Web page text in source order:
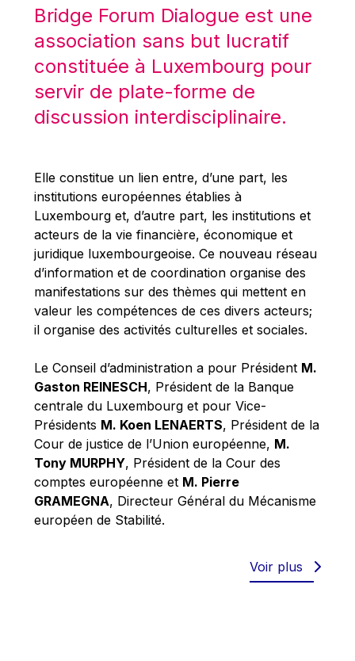
Maroš ŠEFČOVIČ
Martin Bailey
Martine Reicherts
Michael Berry
Michael Palmer
Mireille Delmas-Marty
Nobuo Tanaka
Otmar Issing
Paolo Mengozzi
Paschal Donohoe
Pat Cox
Patrizia Nanz
Philippe Maystadt
Pierre Gramegna
Richard Pelly
Robert Goebbels
Robert REYNDERS
Robert WEIDES
Rolf Tarrach
Bridge Forum Dialogue est une
association sans but lucratif
constituée à Luxembourg pour
servir de plate-forme de
discussion interdisciplinaire.
Elle constitue un lien entre, d’une part, les
institutions européennes établies à
Luxembourg et, d’autre part, les institutions et
acteurs de la vie financière, économique et
juridique luxembourgeoise. Ce nouveau réseau
d’information et de coordination organise des
manifestations sur des thèmes qui mettent en
valeur les compétences de ces divers acteurs;
il organise des activités culturelles et sociales.
Le Conseil d’administration a pour Président M.
Gaston REINESCH, Président de la Banque
centrale du Luxembourg et pour Vice-
Présidents M. Koen LENAERTS, Président de la
Cour de justice de l’Union européenne, M.
Tony MURPHY, Président de la Cour des
comptes européenne et M. Pierre
GRAMEGNA, Directeur Général du Mécanisme
européen de Stabilité.
Voir plus